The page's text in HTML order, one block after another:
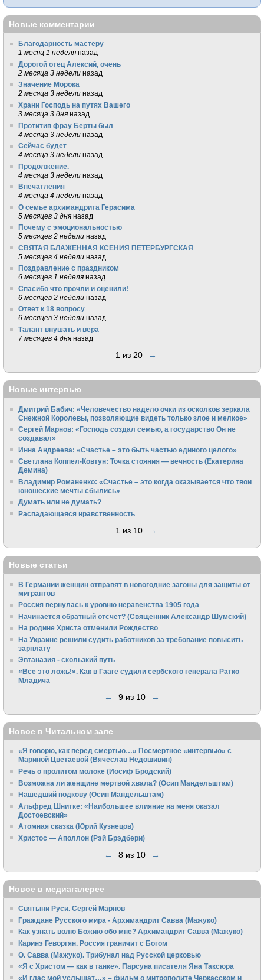
Новые комментарии
Благодарность мастеру
1 месяц 1 неделя назад
Дорогой отец Алексий, очень
2 месяца 3 недели назад
Значение Морока
2 месяца 3 недели назад
Храни Господь на путях Вашего
3 месяца 3 дня назад
Протитип фрау Берты был
4 месяца 3 недели назад
Сейчас будет
4 месяца 3 недели назад
Продолжение.
4 месяца 3 недели назад
Впечатления
4 месяца 4 недели назад
О семье архимандрита Герасима
5 месяцев 3 дня назад
Почему с эмоциональностью
5 месяцев 2 недели назад
СВЯТАЯ БЛАЖЕННАЯ КСЕНИЯ ПЕТЕРБУРГСКАЯ
5 месяцев 4 недели назад
Поздравление с праздником
6 месяцев 1 неделя назад
Спасибо что прочли и оценили!
6 месяцев 2 недели назад
Ответ к 18 вопросу
6 месяцев 3 недели назад
Талант внушать и вера
7 месяцев 4 дня назад
1 из 20 →
Новые интервью
Дмитрий Бабич: «Человечество надело очки из осколков зеркала
Снежной Королевы, позволяющие видеть только злое и мелкое»
Сергей Марнов: «Господь создал семью, а государство Он не
создавал»
Инна Андреева: «Счастье – это быть частью единого целого»
Светлана Коппел-Ковтун: Точка стояния — вечность (Екатерина
Демина)
Владимир Романенко: «Счастье – это когда оказывается что твои
юношеские мечты сбылись»
Думать или не думать?
Распадающаяся нравственность
1 из 10 →
Новые статьи
В Германии женщин отправят в новогодние загоны для защиты от
мигрантов
Россия вернулась к уровню неравенства 1905 года
Начинается обратный отсчёт? (Священник Александр Шумский)
На родине Христа отменили Рождество
На Украине решили судить работников за требование повысить
зарплату
Эвтаназия - скользкий путь
«Все это ложь!». Как в Гааге судили сербского генерала Ратко
Младича
← 9 из 10 →
Новое в Читальном зале
«Я говорю, как перед смертью…» Посмертное «интервью» с
Мариной Цветаевой (Вячеслав Недошивин)
Речь о пролитом молоке (Иосиф Бродский)
Возможна ли женщине мертвой хвала? (Осип Мандельштам)
Нашедший подкову (Осип Мандельштам)
Альфред Шнитке: «Наибольшее влияние на меня оказал
Достоевский»
Атомная сказка (Юрий Кузнецов)
Христос — Аполлон (Рэй Брэдбери)
← 8 из 10 →
Новое в медиагалерее
Святыни Руси. Сергей Марнов
Граждане Русского мира - Архимандрит Савва (Мажуко)
Как узнать волю Божию обо мне? Архимандрит Савва (Мажуко)
Каринэ Геворгян. Россия граничит с Богом
О. Савва (Мажуко). Трибунал над Русской церковью
«Я с Христом — как в танке». Парсуна писателя Яна Таксюра
«И глас мой услышат…» – фильм о митрополите Черкасском и